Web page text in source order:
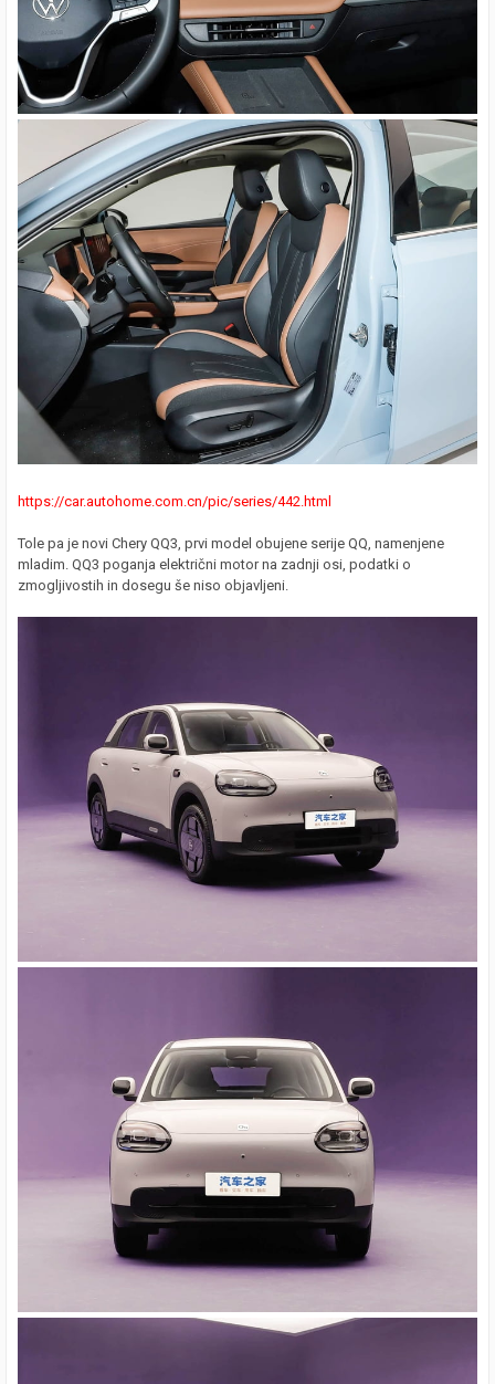
https://car.autohome.com.cn/pic/series/442.html
Tole pa je novi Chery QQ3, prvi model obujene serije QQ, namenjene
mladim. QQ3 poganja električni motor na zadnji osi, podatki o
zmogljivostih in dosegu še niso objavljeni.